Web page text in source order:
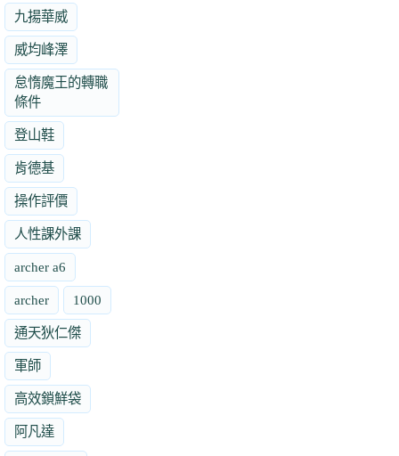
九揚華威
威均峰澤
怠惰魔王的轉職
條件
登山鞋
肯德基
操作評價
人性課外課
archer a6
archer 1000
通天狄仁傑
軍師
高效鎖鮮袋
阿凡達